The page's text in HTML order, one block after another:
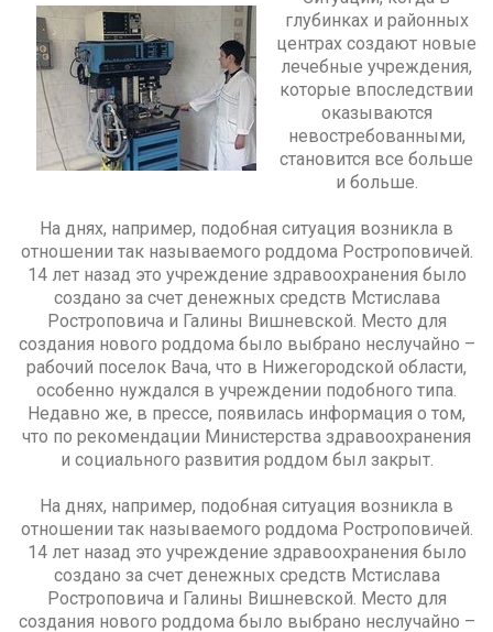
глубинках и районных
центрах создают новые
лечебные учреждения,
которые впоследствии
оказываются
невостребованными,
становится все больше
и больше.
На днях, например, подобная ситуация возникла в
отношении так называемого роддома Ростроповичей.
14 лет назад это учреждение здравоохранения было
создано за счет денежных средств Мстислава
Ростроповича и Галины Вишневской. Место для
создания нового роддома было выбрано неслучайно –
рабочий поселок Вача, что в Нижегородской области,
особенно нуждался в учреждении подобного типа.
Недавно же, в прессе, появилась информация о том,
что по рекомендации Министерства здравоохранения
и социального развития роддом был закрыт.
На днях, например, подобная ситуация возникла в
отношении так называемого роддома Ростроповичей.
14 лет назад это учреждение здравоохранения было
создано за счет денежных средств Мстислава
Ростроповича и Галины Вишневской. Место для
создания нового роддома было выбрано неслучайно –